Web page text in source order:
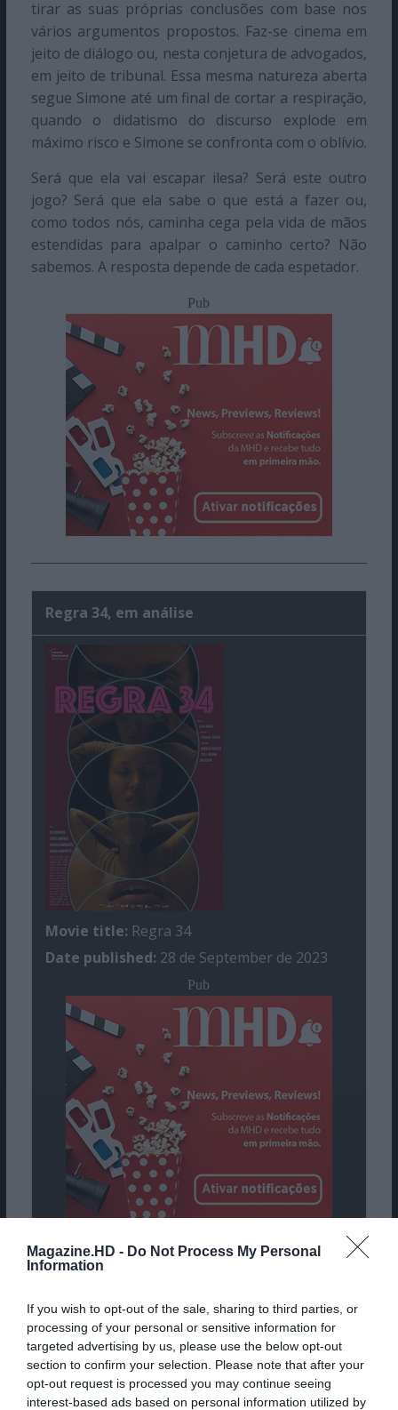
Magazine.HD - Do Not Process My Personal
Information
If you wish to opt-out of the sale, sharing to third parties, or
processing of your personal or sensitive information for
targeted advertising by us, please use the below opt-out
section to confirm your selection. Please note that after your
opt-out request is processed you may continue seeing
interest-based ads based on personal information utilized by
tirar as suas próprias conclusões com base nos
vários argumentos propostos. Faz-se cinema em
jeito de diálogo ou, nesta conjetura de advogados,
em jeito de tribunal. Essa mesma natureza aberta
segue Simone até um final de cortar a respiração,
quando o didatismo do discurso explode em
máximo risco e Simone se confronta com o oblívio.
Será que ela vai escapar ilesa? Será este outro
jogo? Será que ela sabe o que está a fazer ou,
como todos nós, caminha cega pela vida de mãos
estendidas para apalpar o caminho certo? Não
sabemos. A resposta depende de cada espetador.
Pub
Regra 34, em análise
Movie title: Regra 34
Date published: 28 de September de 2023
Pub
Director(s): Júlia Murat
Comparato, Isabella Mariotto, Dani Ornellas,
Babu Santana, MC Carol, Rodrigo Bolzan,
Simone Mazzer, Lucas Gouvêa, Samuel
Toledo, Marina Merlino, Marcos Damigo,
Georgette Fadel